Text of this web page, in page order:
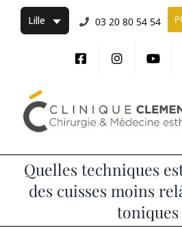
Passer
03 20 80 54 54
Quelles techniques
des cuisses moins
toniques